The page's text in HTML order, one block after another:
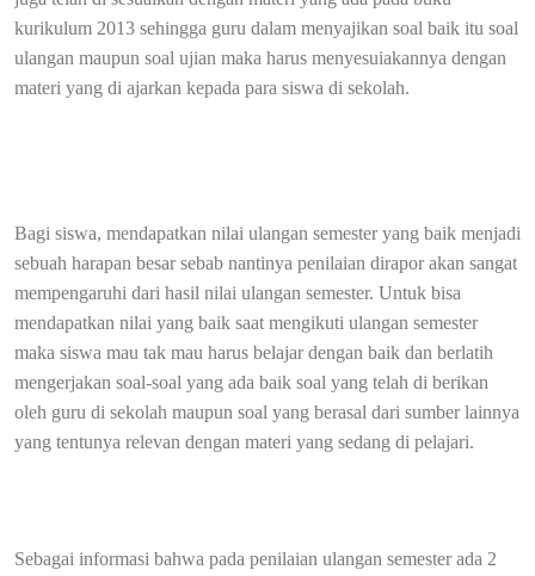
kurikulum 2013 sehingga guru dalam menyajikan soal baik itu soal
ulangan maupun soal ujian maka harus menyesuiakannya dengan
materi yang di ajarkan kepada para siswa di sekolah.
Bagi siswa, mendapatkan nilai ulangan semester yang baik menjadi
sebuah harapan besar sebab nantinya penilaian dirapor akan sangat
mempengaruhi dari hasil nilai ulangan semester. Untuk bisa
mendapatkan nilai yang baik saat mengikuti ulangan semester
maka siswa mau tak mau harus belajar dengan baik dan berlatih
mengerjakan soal-soal yang ada baik soal yang telah di berikan
oleh guru di sekolah maupun soal yang berasal dari sumber lainnya
yang tentunya relevan dengan materi yang sedang di pelajari.
Sebagai informasi bahwa pada penilaian ulangan semester ada 2